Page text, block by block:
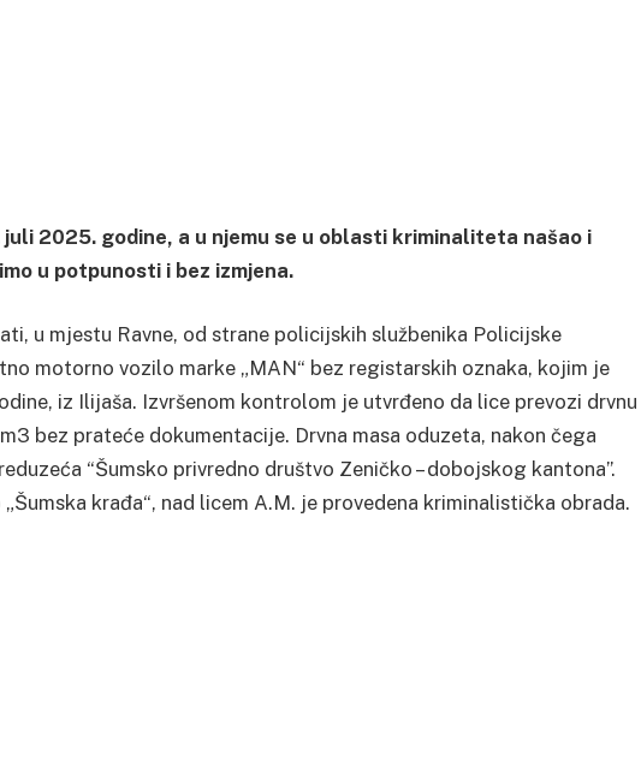
juli 2025. godine, a u njemu se u oblasti kriminaliteta našao i
u potpunosti i bez izmjena.
u mjestu Ravne, od strane policijskih službenika Policijske
motorno vozilo marke „MAN“ bez registarskih oznaka, kojim je
iz Ilijaša. Izvršenom kontrolom je utvrđeno da lice prevozi drvnu
bez prateće dokumentacije. Drvna masa oduzeta, nakon čega
“Šumsko privredno društvo Zeničko – dobojskog kantona”.
krađa“, nad licem A.M. je provedena kriminalistička obrada.